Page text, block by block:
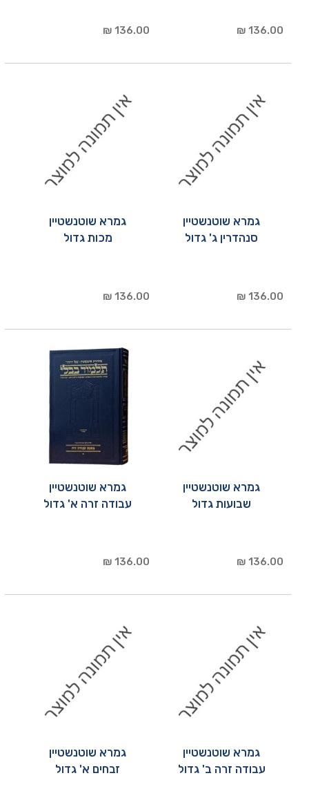
136.00 ₪
136.00 ₪
גמרא שוטנשטיין
סנהדרין ג' גדול
136.00 ₪
גמרא שוטנשטיין
מכות גדול
136.00 ₪
גמרא שוטנשטיין
שבועות גדול
136.00 ₪
גמרא שוטנשטיין
עבודה זרה א' גדול
136.00 ₪
גמרא שוטנשטיין
עבודה זרה ב' גדול
גמרא שוטנשטיין
זבחים א' גדול